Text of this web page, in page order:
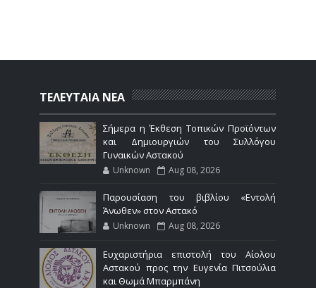
ΤΕΛΕΥΤΑΙΑ ΝΕΑ
Σήμερα η Έκθεση Τοπικών Προϊόντων
και Δημιουργιών του Συλλόγου
Γυναικών Αστακού
Unknown Aug 08, 2026
Παρουσίαση του βιβλίου «Εντολή
Άνωθεν» στον Αστακό
Unknown Aug 08, 2026
Ευχαριστήρια επιστολή του Αίολου
Αστακού προς την Ευγενία Πιτσούλια
και Θωμά Μπαρμπάνη